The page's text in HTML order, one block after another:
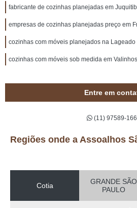
fabricante de cozinhas planejadas em
empresas de cozinhas planejadas preço em
cozinhas com móveis planejados na Lageado
cozinhas com móveis sob medida em Valinhos
Entre em
(11) 97589-
Regiões onde a Assoalhos
Cotia
GRANDE SÃO
PAULO